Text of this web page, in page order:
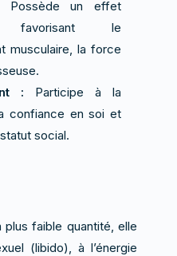
Possède un effet
favorisant le
musculaire, la force
: Participe à la
confiance en soi et
social.
faible quantité, elle
(libido), à l’énergie